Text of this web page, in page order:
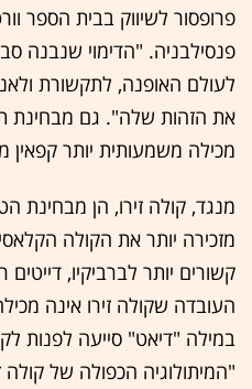
פרופסור לשיווק בבית הספר
פנסילבניה. "הדימוי שנבנה
לעולם האופנה, לתקשורת
את הזהות שלה". גם מבחינת
מכילה משמעותית יותר קפאין
מנגד, קולה זירו, הן מבחינת
מזכירה יותר את הקולה
קשורים יותר לברביקיו,
העובדה שקולה זירו אינה
במילה "דיאט" סייעה לפנות
"המיתולוגיה הכפולה של